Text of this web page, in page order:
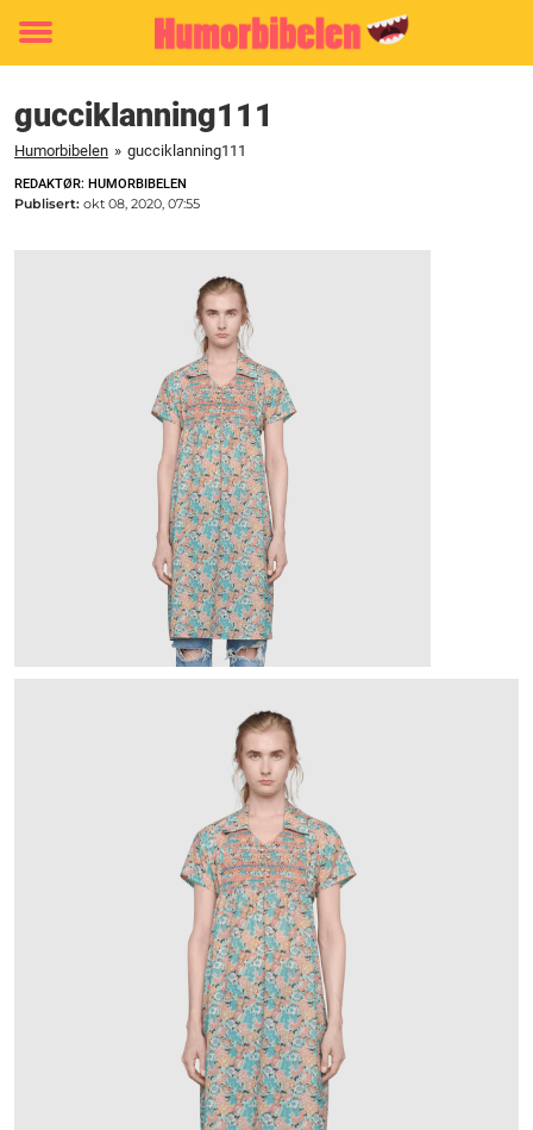
Toggle
gucciklanning111
Humorbibelen » gucciklanning111
REDAKTØR: HUMORBIBELEN
Publisert: okt 08, 2020, 07:55